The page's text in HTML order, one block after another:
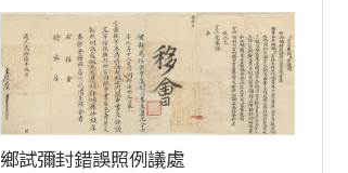
鄉試彌封錯誤照例議處